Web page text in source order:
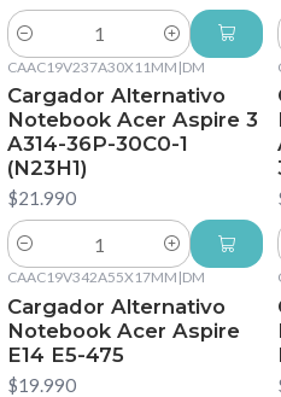
Cantidad
CAAC19V237A30X11MM |DM
Cargador Alternativo
Notebook Acer Aspire 3
A314-36P-30C0-1
(N23H1)
$21.990
Cantidad
CAAC19V342A55X17MM |DM
Cargador Alternativo
Notebook Acer Aspire
E14 E5-475
$19.990